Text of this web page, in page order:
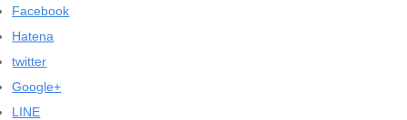
Facebook
Hatena
twitter
Google+
LINE